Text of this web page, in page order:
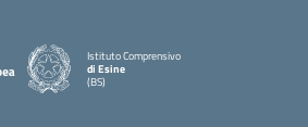
Istituto Comprensivo
di Esine
(BS)